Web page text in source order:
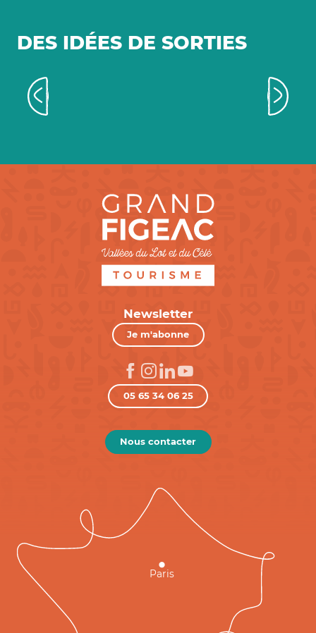
DES IDÉES DE SORTIES
Newsletter
Je m'abonne
05 65 34 06 25
Nous contacter
Paris